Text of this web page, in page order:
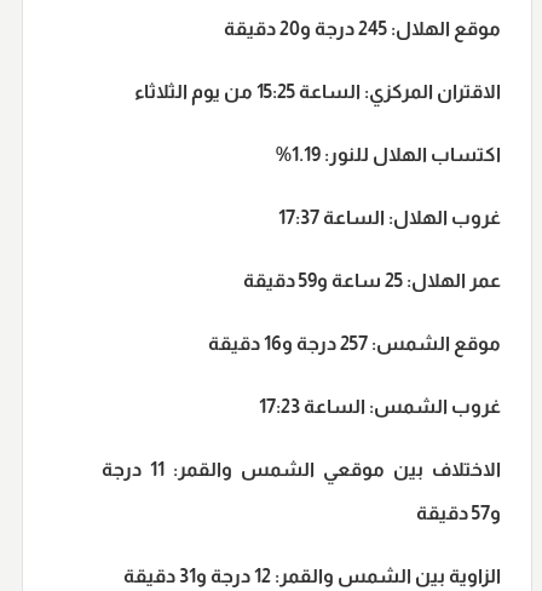
موقع الهلال: 245 درجة و20 دقيقة
الاقتران المركزي: الساعة 15:25 من يوم الثلاثاء
اكتساب الهلال للنور: 1.19%
غروب الهلال: الساعة 17:37
عمر الهلال: 25 ساعة و59 دقيقة
موقع الشمس: 257 درجة و16 دقيقة
غروب الشمس: الساعة 17:23
الاختلاف بين موقعي الشمس والقمر: 11 درجة
و57 دقيقة
الزاوية بين الشمس والقمر: 12 درجة و31 دقيقة